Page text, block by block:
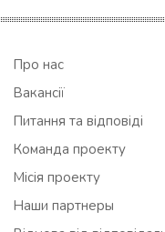
Про нас
Вакансії
Питання та відповіді
Команда проекту
Місія проекту
Наши партнеры